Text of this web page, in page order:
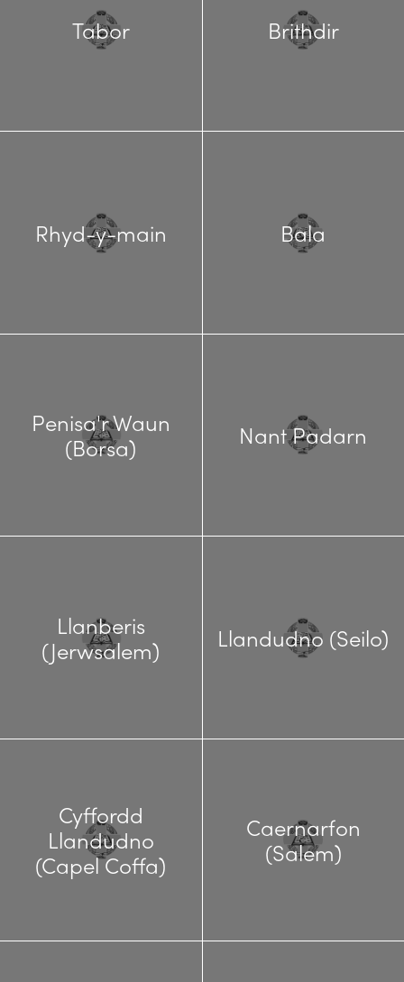
Tabor Brithdir
Rhyd-y-main Bala
Penisa'r Waun
(Borsa)
Nant Padarn
Llanberis
(Jerwsalem)
Llandudno (Seilo)
Cyffordd
Llandudno
(Capel Coffa)
Caernarfon
(Salem)